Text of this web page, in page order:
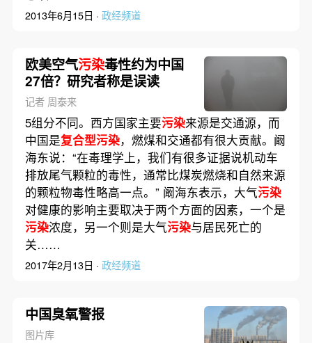
2013年6月15日 · 政经频道
欧美空气污染毒性约为中国
27倍？研究者称是误读
记者 周泰来
5组分不同。西方国家主要污染来源是交通源，而
中国是复合型污染，燃煤和交通都有很大贡献。阚
海东说：“在毒理学上，我们有很多证据说机动车
排放尾气颗粒的毒性，通常比煤炭燃烧和自然来源
的颗粒物毒性略高一点。” 阚海东表示，大气污染
对健康的影响主要取决于两个方面的因素，一个是
污染浓度，另一个则是大气污染与居民死亡的
关……
2017年2月13日 · 政经频道
中国臭氧警报
图片库